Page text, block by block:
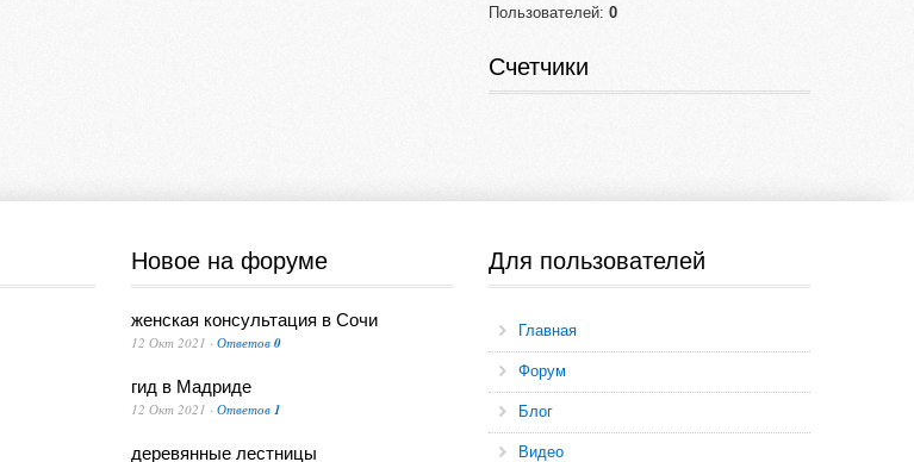
Пользователей: 0
Счетчики
Новое на форуме
женская консультация в Сочи
12 Окт 2021 · Ответов 0
гид в Мадриде
12 Окт 2021 · Ответов 1
деревянные лестницы
Для пользователей
Главная
Форум
Блог
Видео